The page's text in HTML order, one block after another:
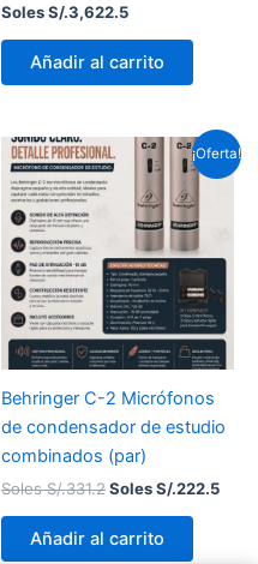
Soles S/.3,622.5
Añadir al carrito
¡Oferta!
Behringer C-2 Micrófonos
de condensador de estudio
combinados (par)
Soles S/.331.2
El
precio
original
era:
Soles
S/.331.2.
Soles S/.222.5
El
Añadir al carrito